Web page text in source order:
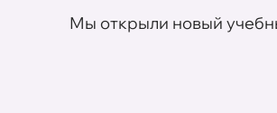
Мы открыли новый